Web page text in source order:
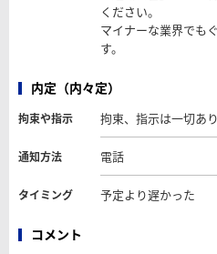
ください。
マイナーな業界でも
す。
内定（内々定）
拘束や指示 拘束、指示は一切あ
通知方法 電話
タイミング 予定より遅かった
コメント